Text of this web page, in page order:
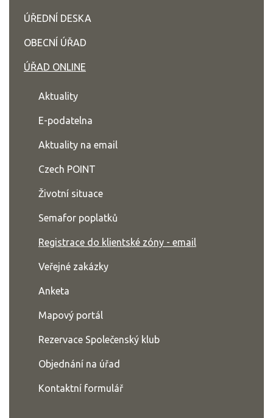
ÚŘEDNÍ DESKA
OBECNÍ ÚŘAD
ÚŘAD ONLINE
Aktuality
E-podatelna
Aktuality na email
Czech POINT
Životní situace
Semafor poplatků
Registrace do klientské zóny - email
Veřejné zakázky
Anketa
Mapový portál
Rezervace Společenský klub
Objednání na úřad
Kontaktní formulář